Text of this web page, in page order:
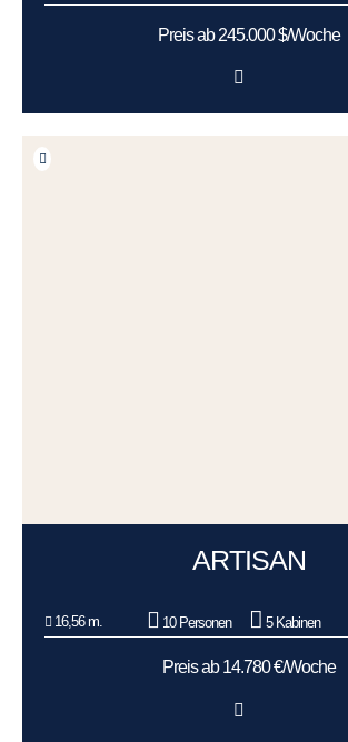
Preis ab 245.000 $/Woche
ARTISAN
16,56 m. 10 Personen 5 Kabinen
Preis ab 14.780 €/Woche